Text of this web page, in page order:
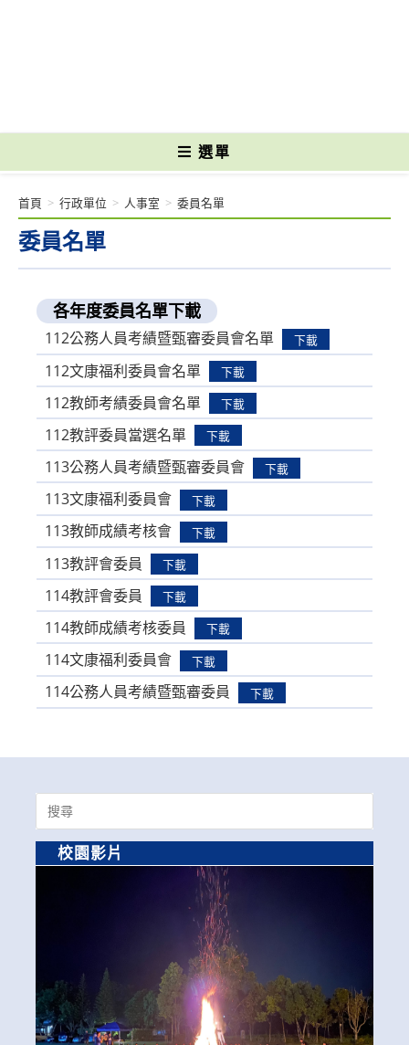
選單
委員名單
首頁 > 行政單位 > 人事室 > 委員名單
各年度委員名單下載
112公務人員考績暨甄審委員會名單 下載
112文康福利委員會名單 下載
112教師考績委員會名單 下載
112教評委員當選名單 下載
113公務人員考績暨甄審委員會 下載
113文康福利委員會 下載
113教師成績考核會 下載
113教評會委員 下載
114教評會委員 下載
114教師成績考核委員 下載
114文康福利委員會 下載
114公務人員考績暨甄審委員 下載
Search
for:
校園影片